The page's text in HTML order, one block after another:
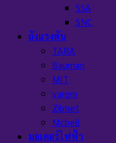
SSA
SNC
ถังแรงดัน
TARA
Bauman
MIT
varem
Zilmet
Mcbell
มอเตอร์ไฟฟ้า